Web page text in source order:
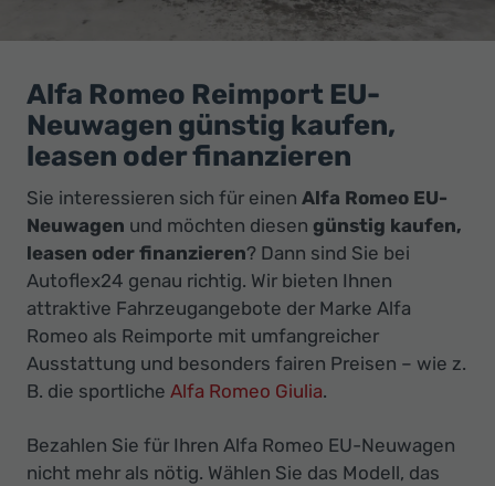
Preisen
Ihr
Innovatives
Autohaus
Alfa Romeo Reimport EU-
Neuwagen günstig kaufen,
leasen oder finanzieren
Sie interessieren sich für einen Alfa Romeo EU-
Neuwagen und möchten diesen günstig kaufen,
leasen oder finanzieren? Dann sind Sie bei
Autoflex24 genau richtig. Wir bieten Ihnen
attraktive Fahrzeugangebote der Marke Alfa
Romeo als Reimporte mit umfangreicher
Ausstattung und besonders fairen Preisen – wie z.
B. die sportliche Alfa Romeo Giulia.
Bezahlen Sie für Ihren Alfa Romeo EU-Neuwagen
nicht mehr als nötig. Wählen Sie das Modell, das